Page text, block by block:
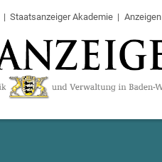
Staatsanzeiger Akademie Anzeigen